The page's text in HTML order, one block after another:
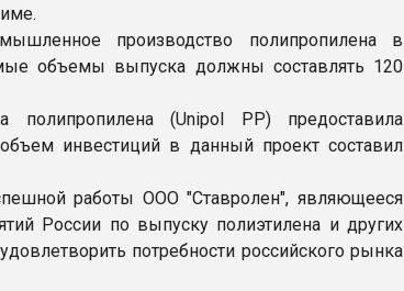
производство полипропилена в
объемы выпуска должны составлять 120
полипропилена (Unipol PP) предоставила
инвестиций в данный проект составил
работы ООО "Ставролен", являющееся
России по выпуску полиэтилена и других
потребности российского рынка